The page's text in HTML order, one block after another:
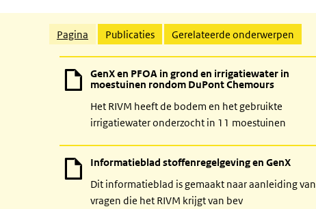
Gerelateerde inhoud
Pagina Publicaties Gerelateerde onderwerpen
GenX en PFOA in grond en irrigatiewater in
moestuinen rondom DuPont Chemours
Het RIVM heeft de bodem en het gebruikte
irrigatiewater onderzocht in 11 moestuinen
Informatieblad stoffenregelgeving en GenX
Dit informatieblad is gemaakt naar aanleiding van
vragen die het RIVM krijgt van bev